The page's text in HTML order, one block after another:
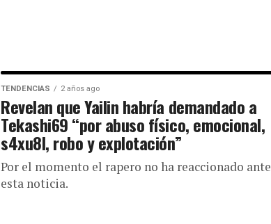
TENDENCIAS 2 años ago
Revelan que Yailin habría demandado a
Tekashi69 “por abuso físico, emocional,
s4xu8l, robo y explotación”
Por el momento el rapero no ha reaccionado ante
esta noticia.